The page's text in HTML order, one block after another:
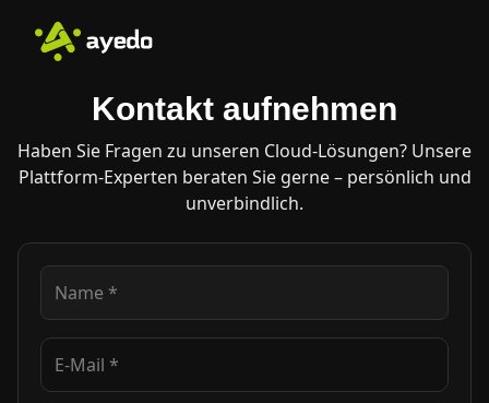
Kontakt aufnehmen
Haben Sie Fragen zu unseren Cloud-Lösungen? Unsere
Plattform-Experten beraten Sie gerne – persönlich und
unverbindlich.